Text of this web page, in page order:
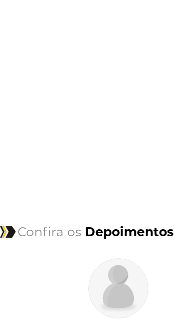
Confira os Depoimentos